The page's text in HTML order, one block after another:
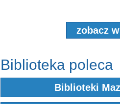
zobacz
Biblioteka poleca
Biblioteki